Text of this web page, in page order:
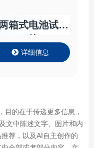
箱式电池试验
详细信息
目的在于传递更多信息，
文中陈述文字、图片和内
荐，以及AI自主创作的